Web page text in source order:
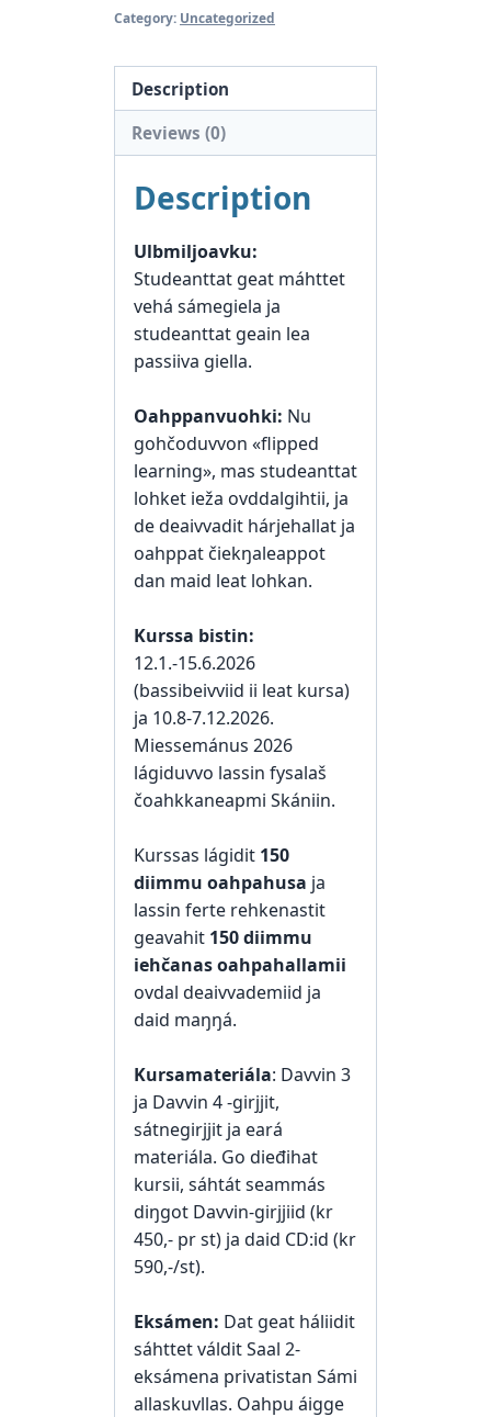
Category: Uncategorized
Description
Reviews (0)
Description
Ulbmiljoavku:
Studeanttat geat máhttet
vehá sámegiela ja
studeanttat geain lea
passiiva giella.
Oahppanvuohki: Nu
gohčoduvvon «flipped
learning», mas studeanttat
lohket ieža ovddalgihtii, ja
de deaivvadit hárjehallat ja
oahppat čiekŋaleappot
dan maid leat lohkan.
Kurssa bistin:
12.1.-15.6.2026
(bassibeivviid ii leat kursa)
ja 10.8-7.12.2026.
Miessemánus 2026
lágiduvvo lassin fysalaš
čoahkkaneapmi Skániin.
Kurssas lágidit 150
diimmu oahpahusa ja
lassin ferte rehkenastit
geavahit 150 diimmu
iehčanas oahpahallamii
ovdal deaivvademiid ja
daid maŋŋá.
Kursamateriála: Davvin 3
ja Davvin 4 -girjjit,
sátnegirjjit ja eará
materiála. Go dieđihat
kursii, sáhtát seammás
diŋgot Davvin-girjjiid (kr
450,- pr st) ja daid CD:id (kr
590,-/st).
Eksámen: Dat geat háliidit
sáhttet váldit Saal 2-
eksámena privatistan Sámi
allaskuvllas. Oahpu áigge